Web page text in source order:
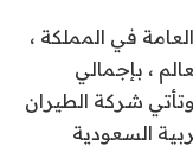
في المملكة ،
، بإجمالي
مليار دولار ، وتأتي شركة الطيران
السعودية